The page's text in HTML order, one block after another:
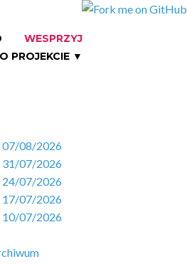
WESPRZYJ
O PROJEKCIE ▼
07/08/2026
31/07/2026
24/07/2026
17/07/2026
10/07/2026